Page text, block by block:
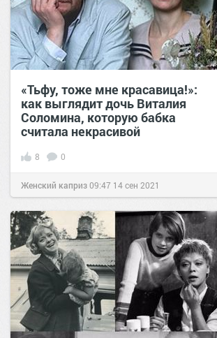
«Тьфу, тоже мне красавица!»:
как выглядит дочь Виталия
Соломина, которую бабка
считала некрасивой
8 0
Женский каприз09:47 14 сен 2021